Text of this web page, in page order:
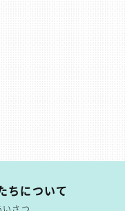
ちについて